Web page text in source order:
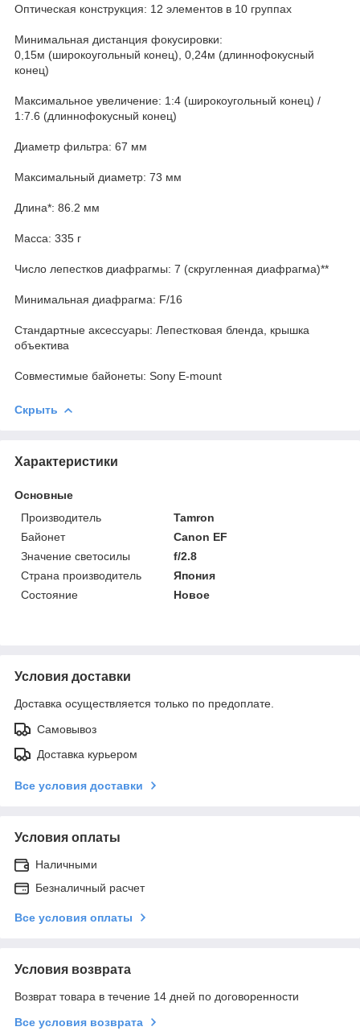
Оптическая конструкция: 12 элементов в 10 группах
Минимальная дистанция фокусировки:
0,15м (широкоугольный конец), 0,24м (длиннофокусный
конец)
Максимальное увеличение: 1:4 (широкоугольный конец) /
1:7.6 (длиннофокусный конец)
Диаметр фильтра: 67 мм
Максимальный диаметр: 73 мм
Длина*: 86.2 мм
Масса: 335 г
Число лепестков диафрагмы: 7 (скругленная диафрагма)**
Минимальная диафрагма: F/16
Стандартные аксессуары: Лепестковая бленда, крышка
объектива
Совместимые байонеты: Sony E-mount
Скрыть
Характеристики
Основные
Производитель
Tamron
Байонет
Canon EF
Значение светосилы
f/2.8
Страна производитель
Япония
Состояние
Новое
Условия доставки
Доставка осуществляется только по предоплате.
Самовывоз
Доставка курьером
Все условия доставки
Условия оплаты
Наличными
Безналичный расчет
Все условия оплаты
Условия возврата
Возврат товара в течение 14 дней по договоренности
Все условия возврата